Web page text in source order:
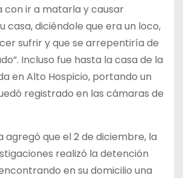
con ir a matarla y causar
casa, diciéndole que era un loco,
sufrir y que se arrepentiría de
Incluso fue hasta la casa de la
en Alto Hospicio, portando un
registrado en las cámaras de
agregó que el 2 de diciembre, la
realizó la detención
en su domicilio una